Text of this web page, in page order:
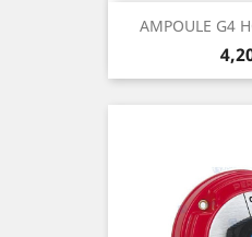
AMPOULE G4
Prix